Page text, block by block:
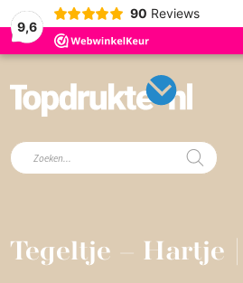
9,6
90 Reviews
Producten
zoeken
Tegeltje – Hartje